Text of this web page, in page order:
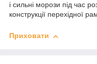
і сильні морози під час
конструкції перехідної
Приховати